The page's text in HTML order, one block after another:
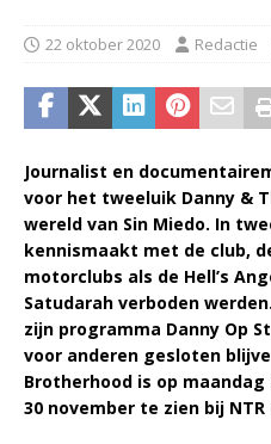
22 oktober 2020 Redactie
Journalist en
voor het tweeluik Danny &
wereld van Sin Miedo. In
kennismaakt met de club,
motorclubs als de Hell’s
Satudarah verboden
zijn programma Danny Op
voor anderen gesloten
Brotherhood is op
30 november te zien bij NTR